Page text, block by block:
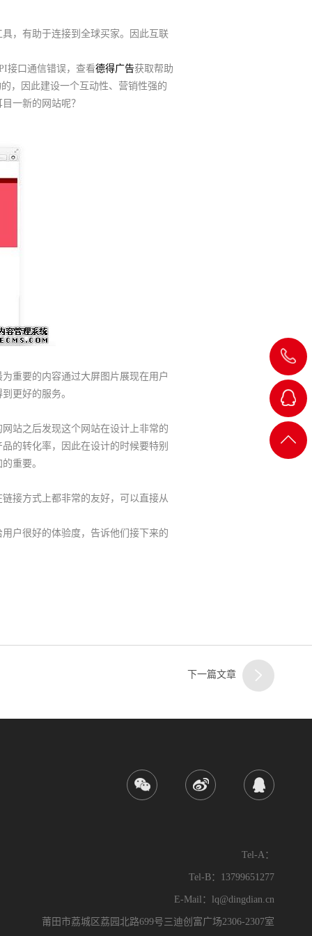
QQ客
返回
，有助于连接到全球买家。因此互联
接口通信错误，查看德得广告获取帮助
，因此建设一个互动性、营销性强的
一新的网站呢？
重要的内容通过大屏图片展现在用户
更好的服务。
站之后发现这个网站在设计上非常的
的转化率，因此在设计的时候要特别
重要。
接方式上都非常的友好，可以直接从
户很好的体验度，告诉他们接下来的
下一篇文章
Tel-A：
Tel-B：13799651277
E-Mail：lq@dingdian.cn
莆田市荔城区荔园北路699号三迪创富广场2306-2307室